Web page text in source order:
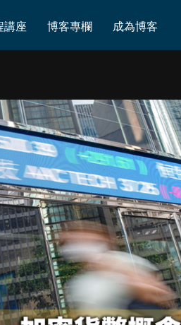
講座 博客專欄 成為博客
加密貨幣概念爆炸式炒作，總有潛藏危機